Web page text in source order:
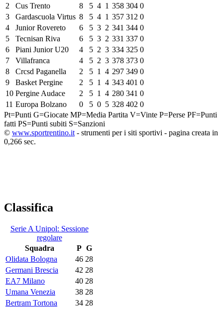
2
Cus Trento 8 5 4 1 358 304 0
3
Gardascuola Virtus 8 5 4 1 357 312 0
4
Junior Rovereto 6 5 3 2 341 344 0
5
Tecnisan Riva 6 5 3 2 331 337 0
6
Piani Junior U20 4 5 2 3 334 325 0
7
Villafranca 4 5 2 3 378 373 0
8
Crcsd Paganella 2 5 1 4 297 349 0
9
Basket Pergine 2 5 1 4 343 401 0
10 Pergine Audace 2 5 1 4 280 341 0
11 Europa Bolzano 0 5 0 5 328 402 0
Pt=Punti G=Giocate MP=Media Partita V=Vinte P=Perse PF=Punti
fatti PS=Punti subiti S=Sanzioni
© www.sportrentino.it - strumenti per i siti sportivi - pagina creata in
0,266 sec.
Classifica
Serie A Unipol: Sessione
regolare
Squadra
P G
Olidata Bologna
46 28
Germani Brescia
42 28
EA7 Milano
40 28
Umana Venezia
38 28
Bertram Tortona
34 28